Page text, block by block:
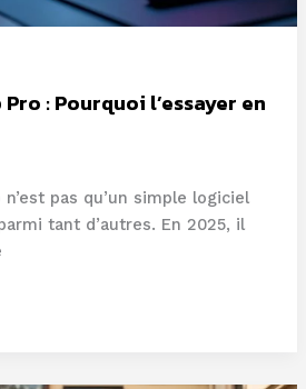
: Pourquoi l’essayer en
pas qu’un simple logiciel
tant d’autres. En 2025, il